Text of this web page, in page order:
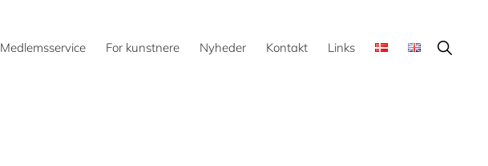
Medlemsservice For kunstnere Nyheder Kontakt Links Show
Search